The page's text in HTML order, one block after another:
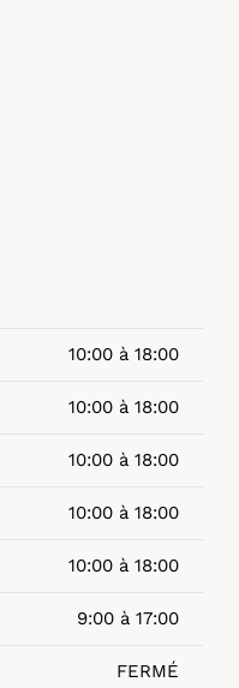
10:00 à 18:00
10:00 à 18:00
10:00 à 18:00
10:00 à 18:00
10:00 à 18:00
9:00 à 17:00
FERMÉ